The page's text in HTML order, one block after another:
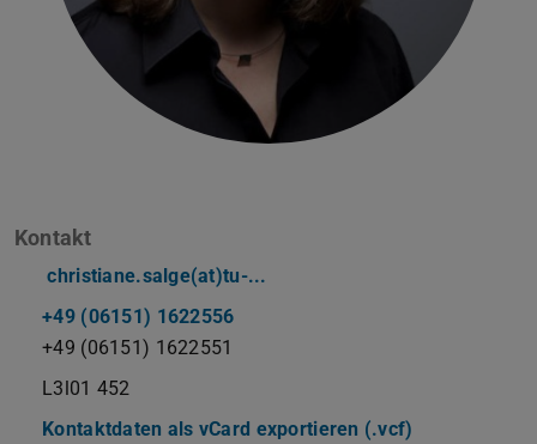
Kontakt
christiane.salge(at)tu-...
+49 (06151) 1622556
+49 (06151) 1622551
L3l01 452
Kontaktdaten als vCard exportieren (.vcf)